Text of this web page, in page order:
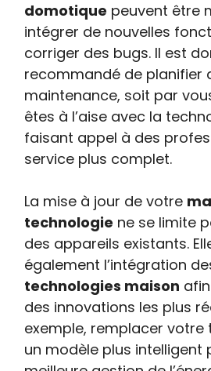
domotique peuvent être
intégrer de nouvelles
corriger des bugs. Il est
recommandé de planifier
maintenance, soit par
êtes à l’aise avec la
faisant appel à des
service plus complet.
La mise à jour de votre
technologie ne se limite
des appareils existants.
également l’intégration
technologies maison
des innovations les plus
exemple, remplacer
un modèle plus intelligent